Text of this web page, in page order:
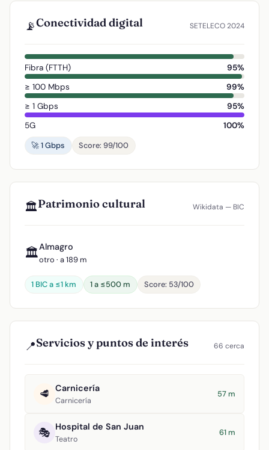
📡Conectividad digital SETELECO 2024
Fibra (FTTH)
95%
≥ 100 Mbps
99%
≥ 1 Gbps
95%
5G
100%
🚀 1 Gbps
Score: 99/100
🏛️Patrimonio cultural Wikidata — BIC
🏛️Almagro
otro · a 189 m
1 BIC a ≤1 km 1 a ≤500 m Score: 53/100
📍Servicios y puntos de interés 66 cerca
🥩 Carnicería
Carnicería
57 m
🎭 Hospital de San Juan
Teatro
61 m